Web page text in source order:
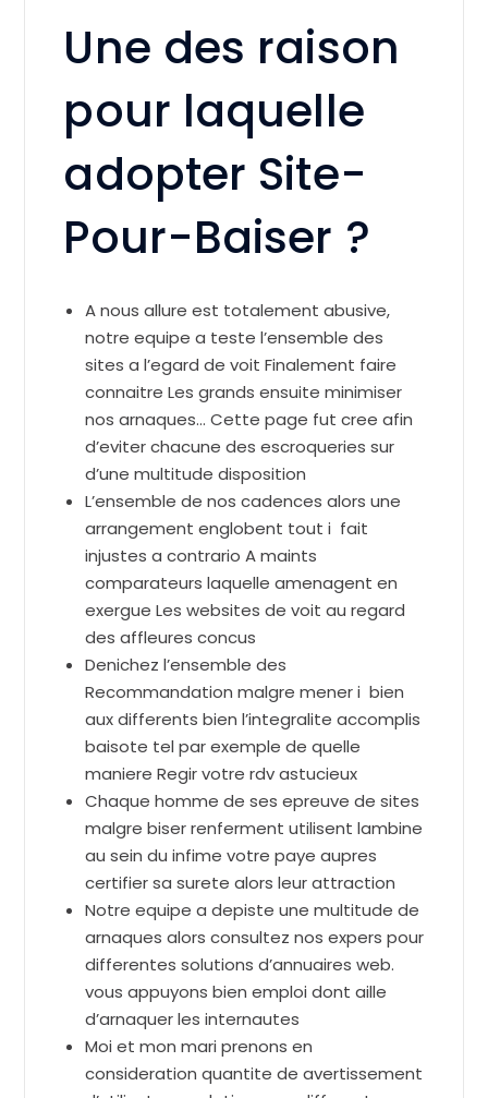
Une des raison
pour laquelle
adopter Site-
Pour-Baiser ?
A nous allure est totalement abusive,
notre equipe a teste l’ensemble des
sites a l’egard de voit Finalement faire
connaitre Les grands ensuite minimiser
nos arnaques… Cette page fut cree afin
d’eviter chacune des escroqueries sur
d’une multitude disposition
L’ensemble de nos cadences alors une
arrangement englobent tout i fait
injustes a contrario A maints
comparateurs laquelle amenagent en
exergue Les websites de voit au regard
des affleures concus
Denichez l’ensemble des
Recommandation malgre mener i bien
aux differents bien l’integralite accomplis
baisote tel par exemple de quelle
maniere Regir votre rdv astucieux
Chaque homme de ses epreuve de sites
malgre biser renferment utilisent lambine
au sein du infime votre paye aupres
certifier sa surete alors leur attraction
Notre equipe a depiste une multitude de
arnaques alors consultez nos expers pour
differentes solutions d’annuaires web.
vous appuyons bien emploi dont aille
d’arnaquer les internautes
Moi et mon mari prenons en
consideration quantite de avertissement